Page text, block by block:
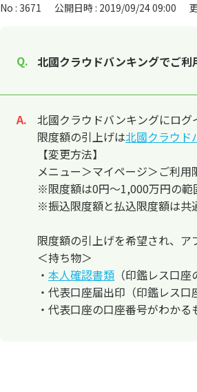
No : 3671 公開日時 : 2019/09/24 09:00
北國クラウドバンキングでご
回答
北國クラウドバンキングにロ
限度額の引上げは北國クラウド
【変更方法】
メニュー＞マイページ＞ご利
※限度額は0円～1,000万円の範
※振込限度額と払込限度額は共
限度額の引上げを希望され、
＜持ち物＞
・ 本人確認書類 （印鑑レス口
・代表口座届出印（印鑑レス
・代表口座の口座番号がわか